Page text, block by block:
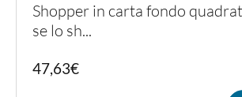
Shopper in carta fondo
se lo sh...
47,63€